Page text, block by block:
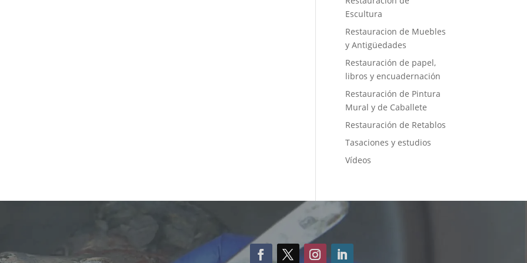
Escultura
Restauracion de Muebles
y Antigüedades
Restauración de papel,
libros y encuadernación
Restauración de Pintura
Mural y de Caballete
Restauración de Retablos
Tasaciones y estudios
Vídeos